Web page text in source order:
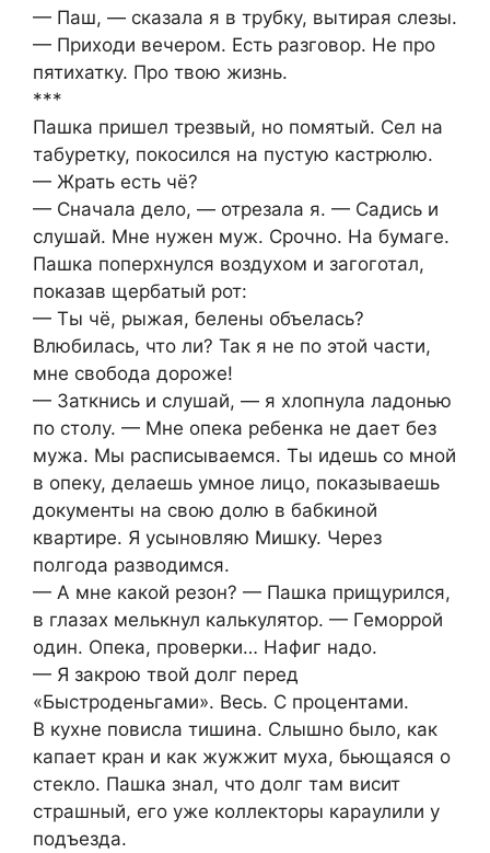
— Паш, — сказала я в трубку, вытирая слезы.
— Приходи вечером. Есть разговор. Не про
пятихатку. Про твою жизнь.
***
Пашка пришел трезвый, но помятый. Сел на
табуретку, покосился на пустую кастрюлю.
— Жрать есть чё?
— Сначала дело, — отрезала я. — Садись и
слушай. Мне нужен муж. Срочно. На бумаге.
Пашка поперхнулся воздухом и загоготал,
показав щербатый рот:
— Ты чё, рыжая, белены объелась?
Влюбилась, что ли? Так я не по этой части,
мне свобода дороже!
— Заткнись и слушай, — я хлопнула ладонью
по столу. — Мне опека ребенка не дает без
мужа. Мы расписываемся. Ты идешь со мной
в опеку, делаешь умное лицо, показываешь
документы на свою долю в бабкиной
квартире. Я усыновляю Мишку. Через
полгода разводимся.
— А мне какой резон? — Пашка прищурился,
в глазах мелькнул калькулятор. — Геморрой
один. Опека, проверки… Нафиг надо.
— Я закрою твой долг перед
«Быстроденьгами». Весь. С процентами.
В кухне повисла тишина. Слышно было, как
капает кран и как жужжит муха, бьющаяся о
стекло. Пашка знал, что долг там висит
страшный, его уже коллекторы караулили у
подъезда.